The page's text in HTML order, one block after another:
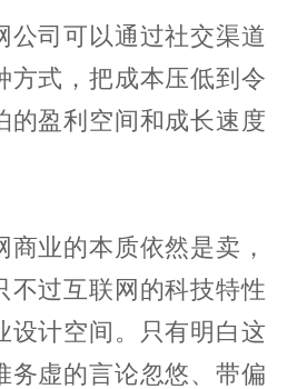
公司可以通过社交渠道
方式，把成本压低到令
的盈利空间和成长速度
业的本质依然是卖，
不过互联网的科技特性
设计空间。只有明白这
务虚的言论忽悠、带偏